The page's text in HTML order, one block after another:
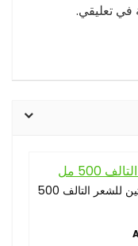
في تعليقي.
إل صالون بلسم بالبروتين للشعر التالف 500